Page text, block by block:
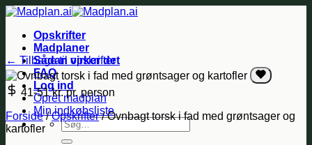
Fortsæt
indholdOpskrifter
Madplaner
Sådan virker det
FAQ
Log ind
Opret madplan
Min indkøbsliste
Søg
efter:
← Tilbage til opskrifter
41-51 kr. pr. person
Forside/Opskrifter/Ovnbagt torsk i fad med grøntsager og
kartofler